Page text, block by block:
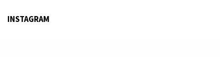
INSTAGRAM